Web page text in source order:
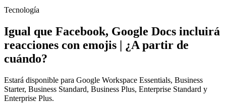
Tecnología
Igual que Facebook, Google Docs incluirá
reacciones con emojis | ¿A partir de
cuándo?
Estará disponible para Google Workspace Essentials, Business
Starter, Business Standard, Business Plus, Enterprise Standard y
Enterprise Plus.